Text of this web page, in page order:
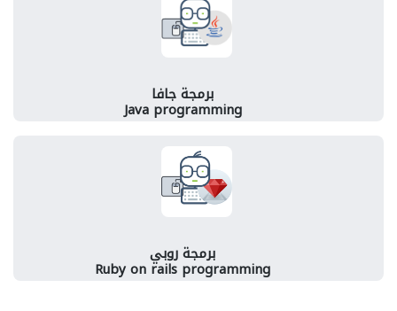
برمجة جافا
Java programming
برمجة روبي
Ruby on rails programming